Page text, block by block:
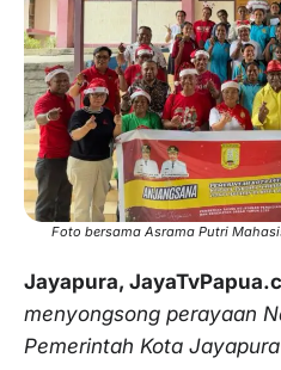
Foto bersama Asrama Putri
Jayapura,
menyongsong perayaan
Pemerintah Kota